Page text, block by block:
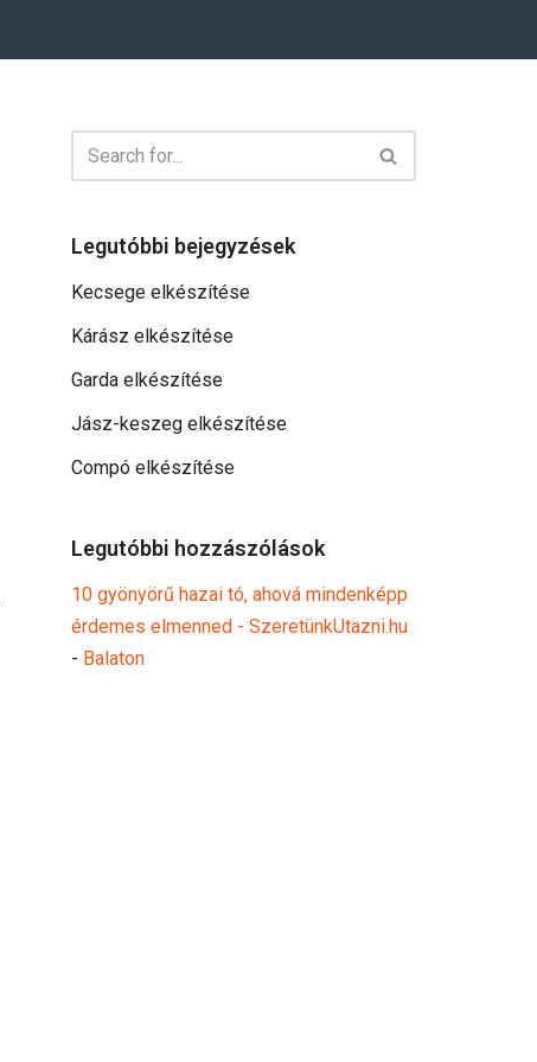
Legutóbbi bejegyzések
Kecsege elkészítése
Kárász elkészítése
Garda elkészítése
Jász-keszeg elkészítése
Compó elkészítése
Legutóbbi hozzászólások
10 gyönyörű hazai tó, ahová mindenképp
érdemes elmenned - SzeretünkUtazni.hu
- Balaton